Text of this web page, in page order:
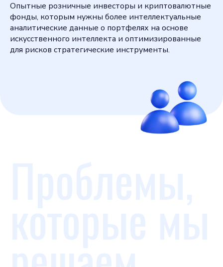
Опытные розничные инвесторы и криптовалютные
фонды, которым нужны более интеллектуальные
аналитические данные о портфелях на основе
искусственного интеллекта и оптимизированные
для рисков стратегические инструменты.